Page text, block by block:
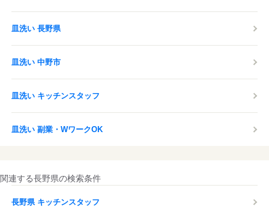
皿洗い 長野県
皿洗い 中野市
皿洗い キッチンスタッフ
皿洗い 副業・WワークOK
関連する長野県の検索条件
長野県 キッチンスタッフ